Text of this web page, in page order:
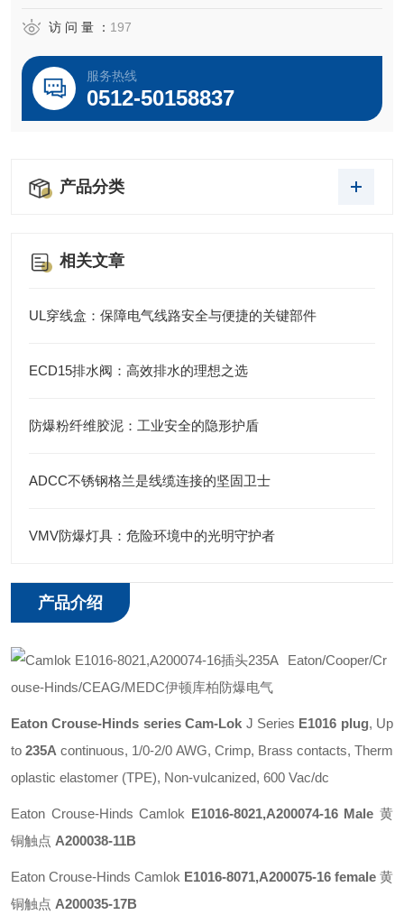
访 问 量 ： 197
服务热线
0512-50158837
产品分类
相关文章
UL穿线盒：保障电气线路安全与便捷的关键部件
ECD15排水阀：高效排水的理想之选
防爆粉纤维胶泥：工业安全的隐形护盾
ADCC不锈钢格兰是线缆连接的坚固卫士
VMV防爆灯具：危险环境中的光明守护者
产品介绍
Eaton/Cooper/Cr
ouse-Hinds/CEAG/MEDC伊顿库柏防爆电气
Eaton Crouse-Hinds series Cam-Lok J Series E1016 plug, Up
to235A continuous, 1/0-2/0 AWG, Crimp, Brass contacts, Therm
oplastic elastomer (TPE), Non-vulcanized, 600 Vac/dc
Eaton Crouse-Hinds Camlok E1016-8021,A200074-16 Male黄
铜触点 A200038-11B
Eaton Crouse-Hinds Camlok E1016-8071,A200075-16 female 黄
铜触点 A200035-17B